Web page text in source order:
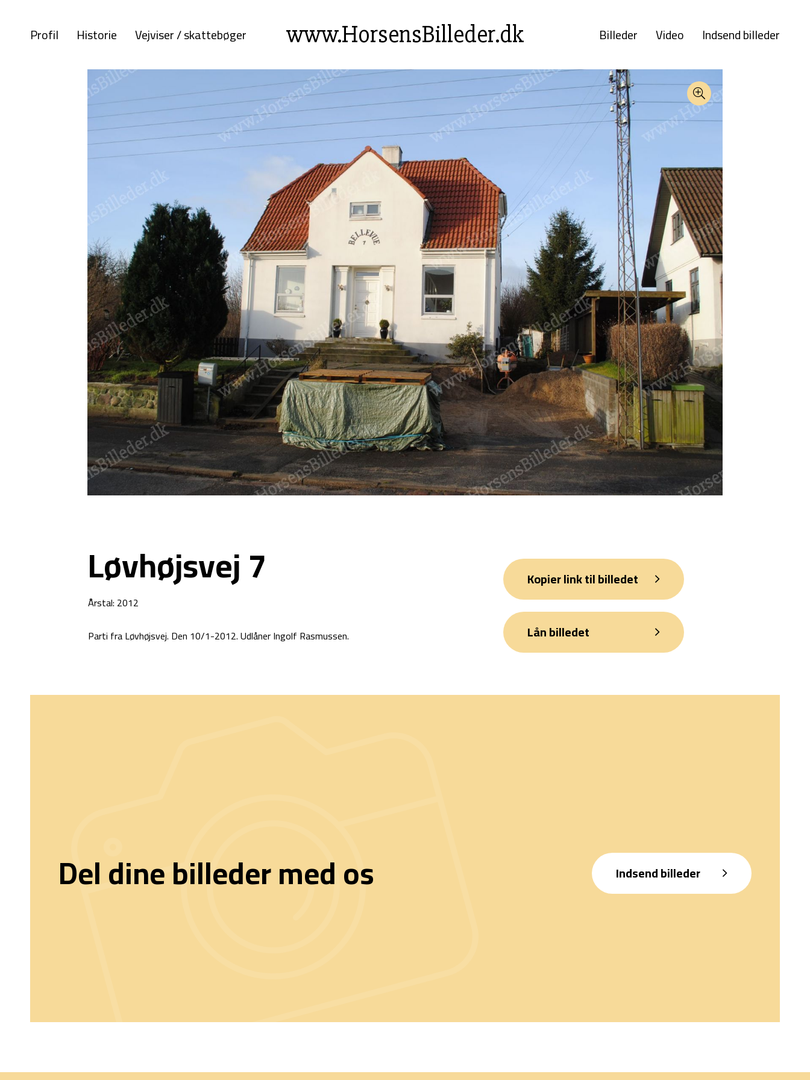
Profil Historie Vejviser / skattebøger www.HorsensBilleder.dk Billeder Video Indsend billeder
Løvhøjsvej 7
Årstal: 2012
Parti fra Løvhøjsvej. Den 10/1-2012. Udlåner Ingolf Rasmussen.
Kopier link til billedet
Lån billedet
Del dine billeder med os Indsend billeder